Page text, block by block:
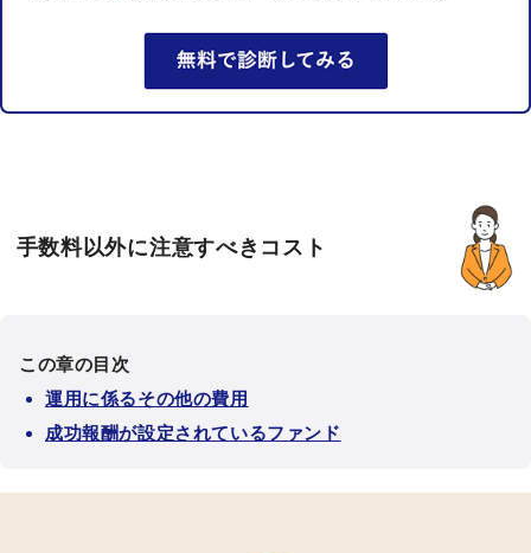
手数料以外に注意すべきコスト
この章の目次
運用に係るその他の費用
成功報酬が設定されているファンド